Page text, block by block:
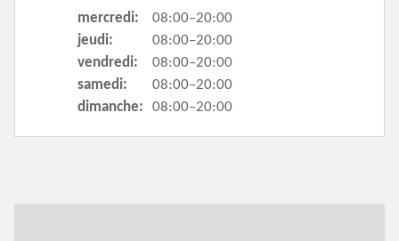
mercredi:
08:00–20:00
jeudi:
08:00–20:00
vendredi:
08:00–20:00
samedi:
08:00–20:00
dimanche:
08:00–20:00